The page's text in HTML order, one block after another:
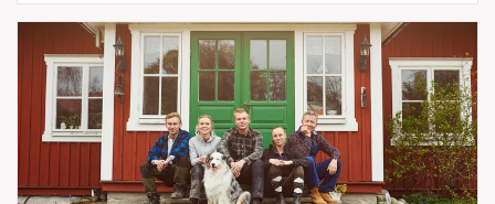
Så gör du steg för steg